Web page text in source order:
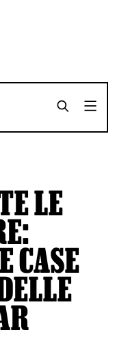
SHARE
SHARE
LE
CASE